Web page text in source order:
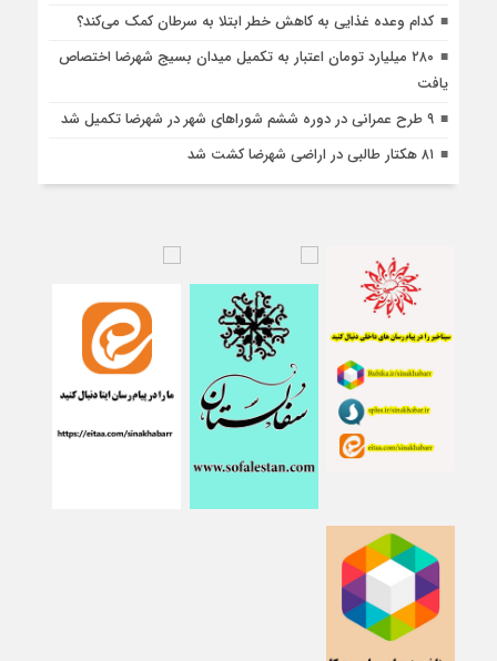
کدام وعده غذایی به کاهش خطر ابتلا به سرطان کمک می‌کند؟
۲۸۰ میلیارد تومان اعتبار به تکمیل میدان بسیج شهرضا اختصاص
یافت
۹ طرح عمرانی در دوره ششم شوراهای شهر در شهرضا تکمیل شد
۸۱ هکتار طالبی در اراضی شهرضا کشت شد